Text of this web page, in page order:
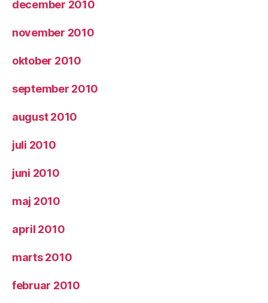
december 2010
november 2010
oktober 2010
september 2010
august 2010
juli 2010
juni 2010
maj 2010
april 2010
marts 2010
februar 2010